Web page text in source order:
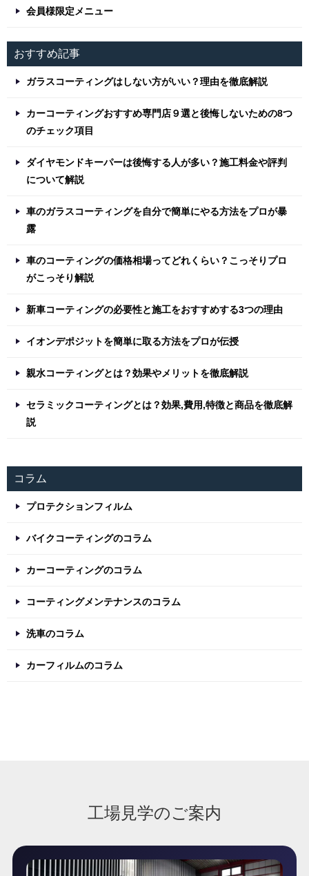
会員様限定メニュー
おすすめ記事
ガラスコーティングはしない方がいい？理由を徹底解説
カーコーティングおすすめ専門店９選と後悔しないための8つ
のチェック項目
ダイヤモンドキーパーは後悔する人が多い？施工料金や評判
について解説
車のガラスコーティングを自分で簡単にやる方法をプロが暴
露
車のコーティングの価格相場ってどれくらい？こっそりプロ
がこっそり解説
新車コーティングの必要性と施工をおすすめする3つの理由
イオンデポジットを簡単に取る方法をプロが伝授
親水コーティングとは？効果やメリットを徹底解説
セラミックコーティングとは？効果,費用,特徴と商品を徹底解
説
コラム
プロテクションフィルム
バイクコーティングのコラム
カーコーティングのコラム
コーティングメンテナンスのコラム
洗車のコラム
カーフィルムのコラム
工場見学のご案内